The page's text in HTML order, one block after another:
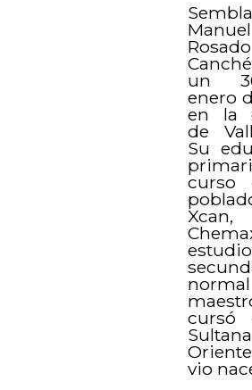
Rosado
un
enero
en la
de
Su
Xcan,
vio